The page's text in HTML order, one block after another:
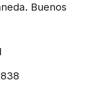
Buenos